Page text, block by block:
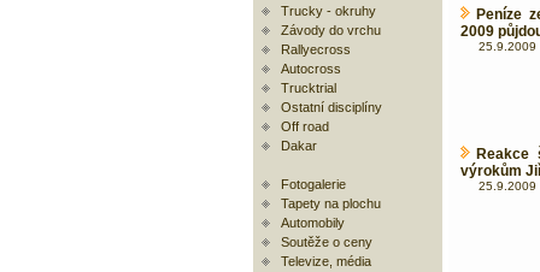
Trucky - okruhy
Závody do vrchu
Rallyecross
Autocross
Trucktrial
Ostatní disciplíny
Off road
Dakar
Fotogalerie
Tapety na plochu
Automobily
Soutěže o ceny
Televize, média
Peníze
2009
25.9.2009
Reakce
výrokům
25.9.2009